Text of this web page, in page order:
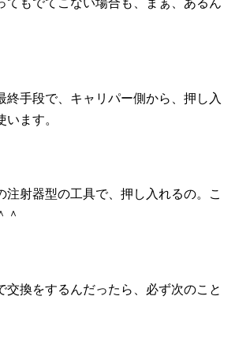
終手段で、キャリパー側から、押し入
ます。
注射器型の工具で、押し入れるの。こ
＾
交換をするんだったら、必ず次のこと